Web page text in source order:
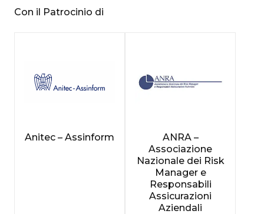
Con il Patrocinio di
Anitec – Assinform
ANRA –
Associazione
Nazionale dei Risk
Manager e
Responsabili
Assicurazioni
Aziendali